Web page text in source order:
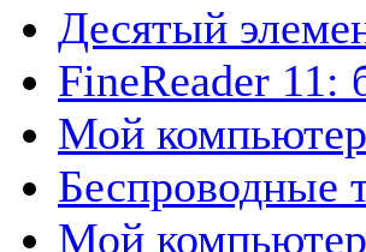
Десятый
FineReader 11:
Мой
Беспроводные
Мой